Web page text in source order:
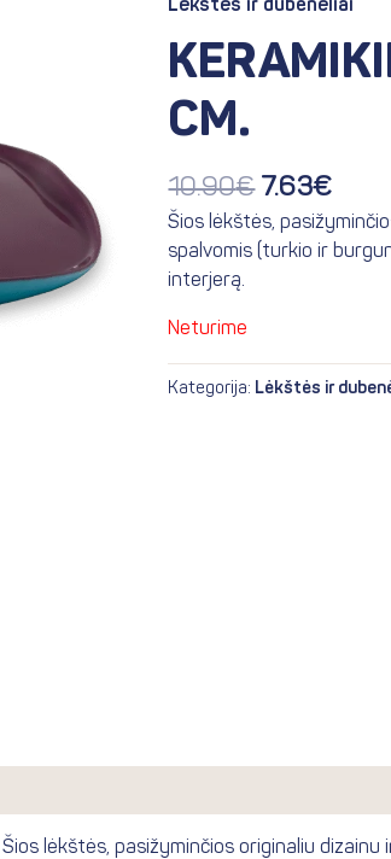
Lėkštės ir dubenėliai
CM.
10.90€
10.90€.
7.63€
Šios lėkštės,
spalvomis (turkio ir
interjerą.
Neturime
Kategorija: Lėkštės ir
lėkštės, pasižyminčios originaliu dizainu